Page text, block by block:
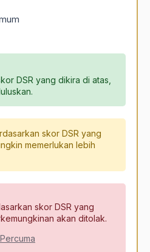
DSR yang dikira di atas,
skor DSR yang
memerlukan lebih
skor DSR yang
akan ditolak.